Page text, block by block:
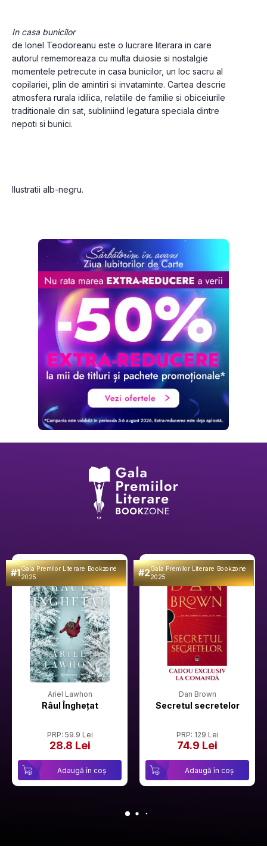
In casa bunicilor
de Ionel Teodoreanu este o lucrare literara in care
autorul rememoreaza cu multa duiosie si nostalgie
momentele petrecute in casa bunicilor, un loc sacru al
copilariei, plin de amintiri si invataminte. Cartea descrie
atmosfera rurala idilica, relatiile de familie si obiceiurile
traditionale din sat, subliniind legatura speciala dintre
nepoti si bunici.
Ilustratii alb-negru.
#1Gala Premilor Literare Bookzone
2025
Ariel Lawhon
Râul Înghețat
PRP: 59.9 Lei
28.8 Lei
Adaugă în coș
#2Gala Premilor Literare Bookzone
2025
Dan Brown
Secretul secretelor
PRP: 129 Lei
74.9 Lei
Adaugă în coș